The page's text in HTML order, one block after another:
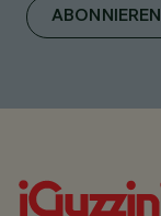
ABONNIEREN